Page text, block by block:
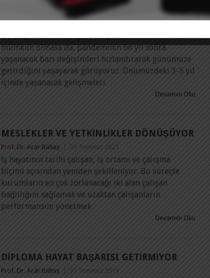
GELECEK GELDI
Geleceğin bize neler getireceğini tam olarak bilmek
mümkün olmasa da, pandeminin on yıl sonra
yaşanacak bazı değişimleri hızlandırarak günümüze
getirdiğini yaşayarak görüyoruz. Önümüzdeki 3-5 yıl
içinde yaşanacak gelişmeleri
Devamını Oku
MESLEKLER VE YETKINLIKLER DÖNÜŞÜYOR
Prof. Dr. Acar Baltaş 29 Temmuz 2021
İş hayatının tarihi çalışan, iş ortamı ve çalışma
biçimi açısından yeniden şekilleniyor. Bu süreçte
kurumların en çok zorlanacağı iki alan çalışan
bağlılığını sağlamak ve uzaktan çalışanların
performansını yönetmek
Devamını Oku
DIPLOMA HAYAT BAŞARISI GETIRMIYOR
Prof. Dr. Acar Baltaş 31 Temmuz 2019